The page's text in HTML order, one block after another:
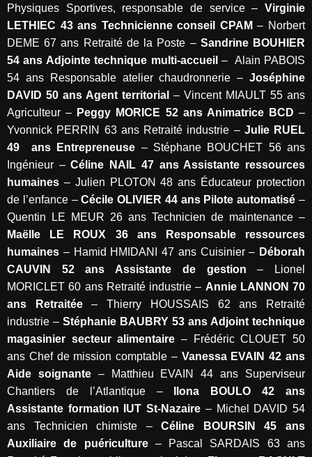
Physiques Sportives, responsable de service – Virginie
LETHIEC 43 ans Technicienne conseil CPAM – Norbert
DEME 67 ans Retraité de la Poste – Sandrine BOUHIER
54 ans Adjointe technique multi-accueil – Alain PABOIS
54 ans Responsable atelier chaudronnerie – Joséphine
DAVID 50 ans Agent territorial – Vincent MIAULT 55 ans
Agriculteur – Peggy MORICE 52 ans Animatrice BCD –
Yvonnick PERRIN 63 ans Retraité industrie – Julie RUEL
49
ans Entrepreneuse – Stéphane BOUCHET 56 ans
Ingénieur –Céline NAIL 47 ans Assistante ressources
humaines – Julien PLOTON 48 ans Éducateur protection
de l’enfance –Cécile OLIVIER 44 ans Pilote automatisé –
Quentin LE MEUR 26 ans Technicien de maintenance –
Maëlle LE ROUX 36 ans Responsable ressources
humaines – Hamid HMIDANI 47 ans Cuisinier – Déborah
CAUVIN 52 ans Assistante de gestion – Lionel
MORICLET 60 ans Retraité industrie – Annie LANNON 70
ans Retraitée– Thierry HOUSSAIS 62 ans Retraité
industrie – Stéphanie BAUBRY 53 ans Adjoint technique
magasinier secteur alimentaire – Frédéric CLOUET 50
ans Chef de mission comptable – Vanessa EVAIN 42 ans
Aide soignante– Matthieu EVAIN 44 ans Superviseur
Chantiers de l’Atlantique –
Ilona BOULO 42 ans
Assistante formation IUT St-Nazaire – Michel DAVID 54
ans Technicien chimiste –Céline BOURSIN 45 ans
Auxiliaire de puériculture– Pascal SARDAIS 63 ans